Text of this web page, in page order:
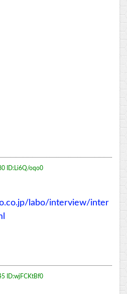
ID:Li6Q/oqo0
labo/interview/inter
ID:wjFCKtBf0